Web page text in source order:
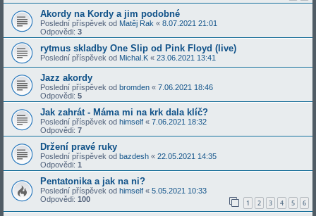
Akordy na Kordy a jim podobné
Poslední příspěvek od Matěj Rak « 8.07.2021 21:01
Odpovědi: 3
rytmus skladby One Slip od Pink Floyd (live)
Poslední příspěvek od Michal.K « 23.06.2021 13:41
Jazz akordy
Poslední příspěvek od bromden « 7.06.2021 18:46
Odpovědi: 5
Jak zahrát - Máma mi na krk dala klíč?
Poslední příspěvek od himself « 7.06.2021 18:32
Odpovědi: 7
Držení pravé ruky
Poslední příspěvek od bazdesh « 22.05.2021 14:35
Odpovědi: 1
Pentatonika a jak na ni?
Poslední příspěvek od himself « 5.05.2021 10:33
Odpovědi: 100 1 2 3 4 5 6